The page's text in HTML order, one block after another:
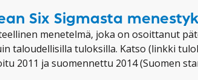
Six Sigmasta
menetelmä, joka on osoittanut
taloudellisilla tuloksilla. Katso (linkki
2011 ja suomennettu 2014 (Suomen